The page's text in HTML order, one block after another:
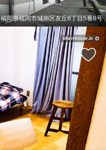
福岡県福岡市城南区友丘6丁目5番8号